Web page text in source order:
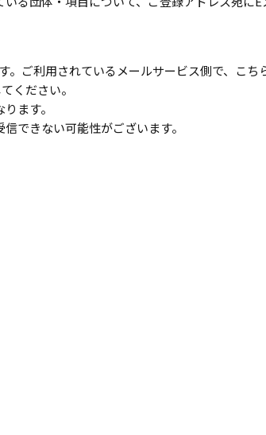
ご利用されているメールサービス側で、こち
ください。
ます。
できない可能性がございます。